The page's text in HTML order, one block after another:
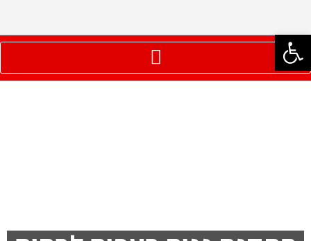
פתח סרגל נגישות